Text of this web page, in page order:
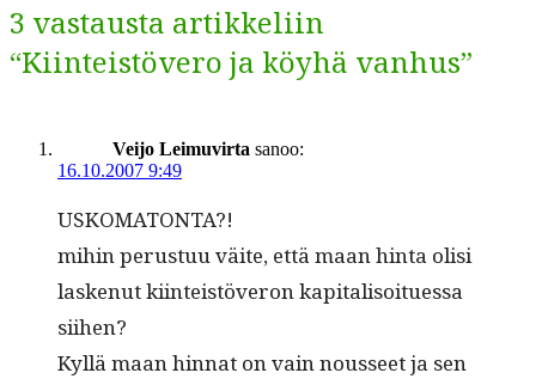
3 vastausta artikkeliin
“Kiinteistövero ja köyhä vanhus”
Veijo Leimuvirta sanoo:
16.10.2007 9:49
USKOMATONTA?!
mihin perus­tuu väite, että maan hin­ta olisi
laskenut kiin­teistöveron kap­i­tal­isoitues­sa
siihen?
Kyl­lä maan hin­nat on vain nousseet ja sen